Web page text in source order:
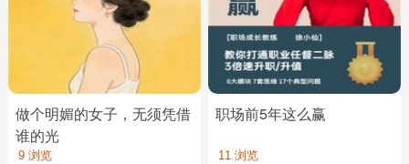
做个明媚的女子，无须凭借
谁的光
9 浏览
职场前5年这么赢
11 浏览